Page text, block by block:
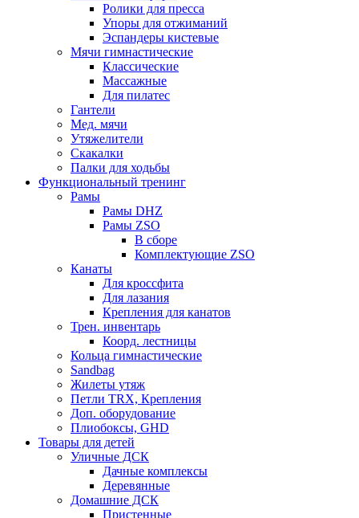
Ролики для пресса
Упоры для отжиманий
Эспандеры кистевые
Мячи гимнастические
Классические
Массажные
Для пилатес
Гантели
Мед. мячи
Утяжелители
Скакалки
Палки для ходьбы
Функциональный тренинг
Рамы
Рамы DHZ
Рамы ZSO
В сборе
Комплектующие ZSO
Канаты
Для кроссфита
Для лазания
Крепления для канатов
Трен. инвентарь
Коорд. лестницы
Кольца гимнастические
Sandbag
Жилеты утяж
Петли TRX, Крепления
Доп. оборудование
Плиобоксы, GHD
Товары для детей
Уличные ДСК
Дачные комплексы
Деревянные
Домашние ДСК
Пристенные